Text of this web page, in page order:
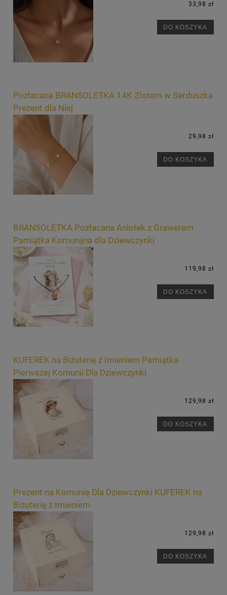
33,98 zł
DO KOSZYKA
Pozłacana BRANSOLETKA 14K Złotem w Serduszka
Prezent dla Niej
29,98 zł
DO KOSZYKA
BRANSOLETKA Pozłacana Aniołek z Grawerem
Pamiątka Komunijna dla Dziewczynki
119,98 zł
DO KOSZYKA
KUFEREK na Biżuterię z Imieniem Pamiątka
Pierwszej Komunii Dla Dziewczynki
129,98 zł
DO KOSZYKA
Prezent na Komunię Dla Dziewczynki KUFEREK na
Biżuterię z Imieniem
129,98 zł
DO KOSZYKA